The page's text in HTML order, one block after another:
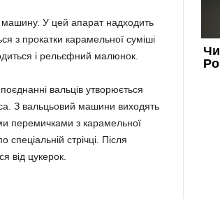
машину. У цей апарат надходить
з прокатки карамельної суміші
і рельєфний малюнок.
вальців утворюється
З вальцьовий машини виходять
перемичками з карамельної
стрічці. Після
від цукерок.